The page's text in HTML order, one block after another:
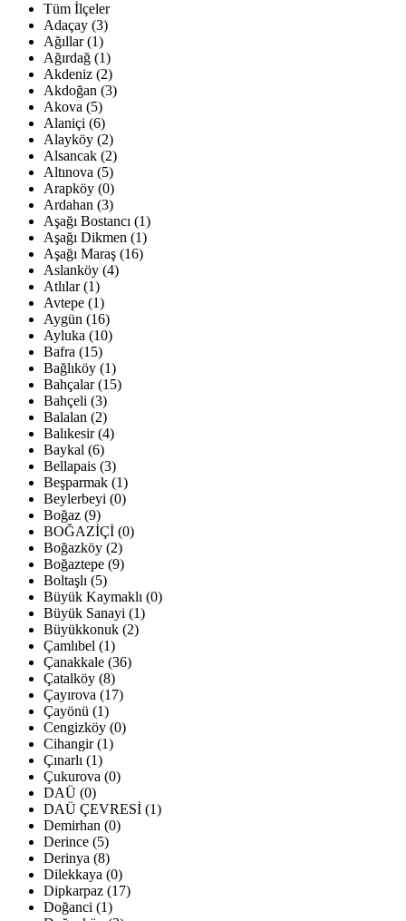
Tüm İlçeler
Adaçay (3)
Ağıllar (1)
Ağırdağ (1)
Akdeniz (2)
Akdoğan (3)
Akova (5)
Alaniçi (6)
Alayköy (2)
Alsancak (2)
Altınova (5)
Arapköy (0)
Ardahan (3)
Aşağı Bostancı (1)
Aşağı Dikmen (1)
Aşağı Maraş (16)
Aslanköy (4)
Atlılar (1)
Avtepe (1)
Aygün (16)
Ayluka (10)
Bafra (15)
Bağlıköy (1)
Bahçalar (15)
Bahçeli (3)
Balalan (2)
Balıkesir (4)
Baykal (6)
Bellapais (3)
Beşparmak (1)
Beylerbeyi (0)
Boğaz (9)
BOĞAZİÇİ (0)
Boğazköy (2)
Boğaztepe (9)
Boltaşlı (5)
Büyük Kaymaklı (0)
Büyük Sanayi (1)
Büyükkonuk (2)
Çamlıbel (1)
Çanakkale (36)
Çatalköy (8)
Çayırova (17)
Çayönü (1)
Cengizköy (0)
Cihangir (1)
Çınarlı (1)
Çukurova (0)
DAÜ (0)
DAÜ ÇEVRESİ (1)
Demirhan (0)
Derince (5)
Derinya (8)
Dilekkaya (0)
Dipkarpaz (17)
Doğanci (1)